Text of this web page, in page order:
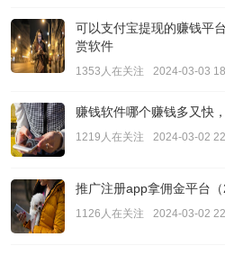
可以支付宝提现的赚钱平
赏软件
1353人在关注 2024-03-03
赚钱软件哪个赚钱多又快
1219人在关注 2024-03-02
推广注册app拿佣金平台（
1126人在关注 2024-03-02